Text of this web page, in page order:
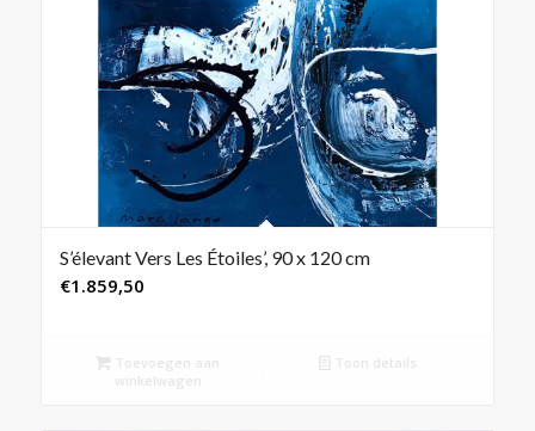
S’élevant Vers Les Étoiles’, 90 x 120 cm
€1.859,50
Toevoegen aan
winkelwagen
Toon details